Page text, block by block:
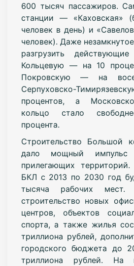
600 тысяч пассажиров.
станции — «Каховская»
человек в день) и
человек). Даже
разгрузить
Кольцевую — на 10
Покровскую — на
Серпуховско-
процентов, а
кольцо стало
процента.
Строительство Большой
дало мощный импульс
прилегающих
БКЛ с 2013 по 2030 год
тысяча рабочих мест.
строительство новых
центров, объектов
спорта, а также жилья
триллиона рублей,
городского бюджета до
триллиона рублей. На